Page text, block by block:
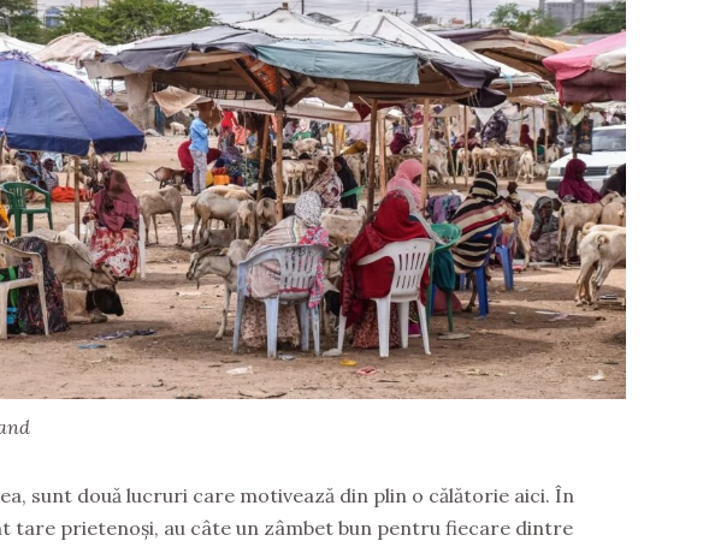
sunt două lucruri care motivează din plin o călătorie aici. În
tare prietenoși, au câte un zâmbet bun pentru fiecare dintre